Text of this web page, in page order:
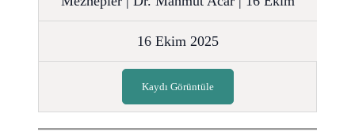
16 Ekim 2025
Kaydı Görüntüle